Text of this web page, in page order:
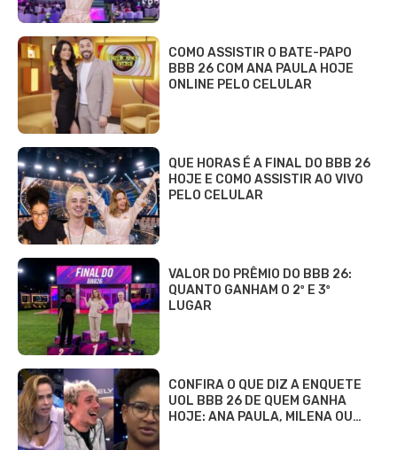
COMO ASSISTIR O BATE-PAPO
BBB 26 COM ANA PAULA HOJE
ONLINE PELO CELULAR
QUE HORAS É A FINAL DO BBB 26
HOJE E COMO ASSISTIR AO VIVO
PELO CELULAR
VALOR DO PRÊMIO DO BBB 26:
QUANTO GANHAM O 2º E 3º
LUGAR
CONFIRA O QUE DIZ A ENQUETE
UOL BBB 26 DE QUEM GANHA
HOJE: ANA PAULA, MILENA OU…